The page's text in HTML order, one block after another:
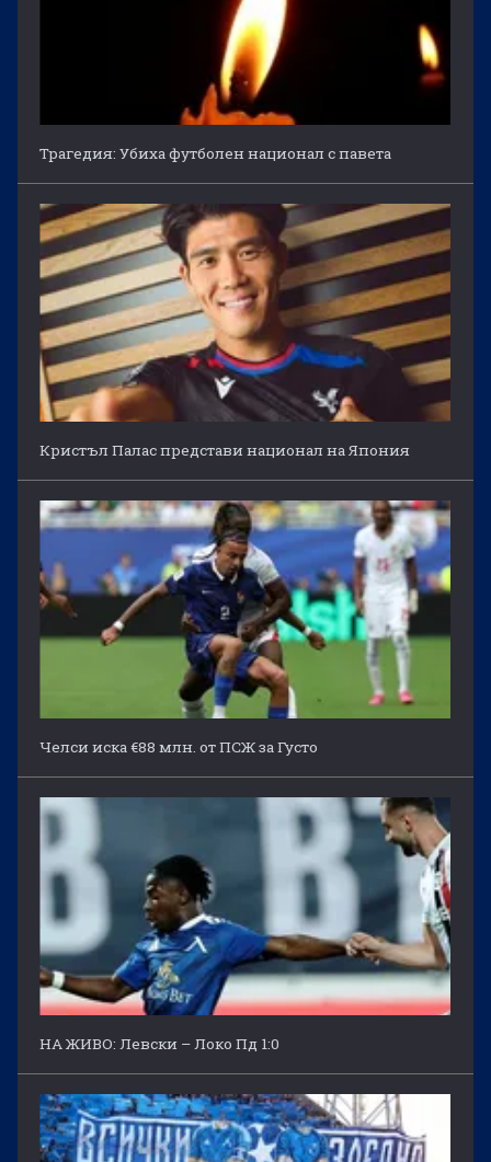
Трагедия: Убиха футболен национал с павета
Кристъл Палас представи национал на Япония
Челси иска €88 млн. от ПСЖ за Густо
НА ЖИВО: Левски – Локо Пд 1:0